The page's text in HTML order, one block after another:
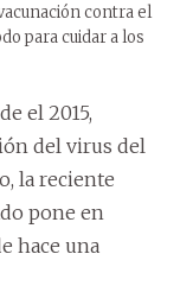
contra el
para cuidar a los
el 2015,
del virus del
la reciente
pone en
hace una